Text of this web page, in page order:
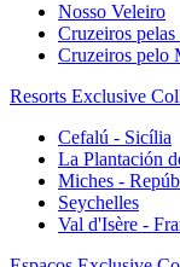
Nosso Veleiro
Cruzeiros pelas
Cruzeiros pelo
Resorts Exclusive
Cefalú - Sicília
La Plantación
Miches -
Seychelles
Val d'Isère -